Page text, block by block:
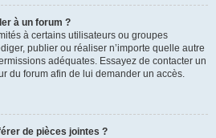
à un forum ?
à certains utilisateurs ou groupes
publier ou réaliser n’importe quelle autre
adéquates. Essayez de contacter un
du forum afin de lui demander un accès.
de pièces jointes ?